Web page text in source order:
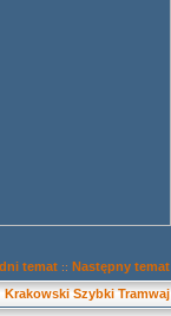
temat :: Następny temat
Krakowski Szybki Tramwaj